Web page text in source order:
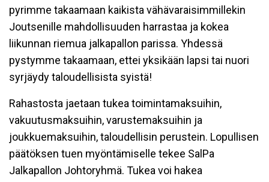
pyrimme takaamaan kaikista vähävaraisimmillekin
Joutsenille mahdollisuuden harrastaa ja kokea
liikunnan riemua jalkapallon parissa. Yhdessä
pystymme takaamaan, ettei yksikään lapsi tai nuori
syrjäydy taloudellisista syistä!
Rahastosta jaetaan tukea toimintamaksuihin,
vakuutusmaksuihin, varustemaksuihin ja
joukkuemaksuihin, taloudellisin perustein. Lopullisen
päätöksen tuen myöntämiselle tekee SalPa
Jalkapallon Johtoryhmä. Tukea voi hakea